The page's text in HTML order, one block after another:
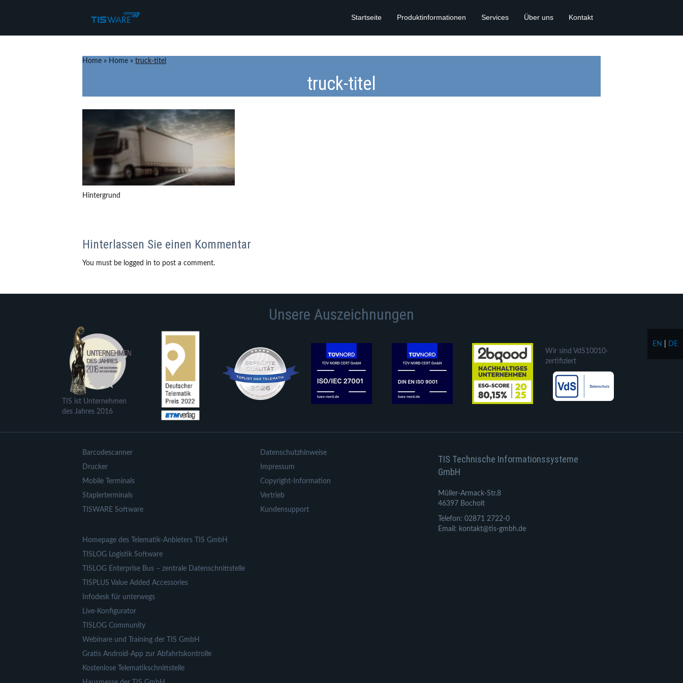
Startseite Produktinformationen Services Über uns Kontakt
Home » Home » truck-titel
truck-titel
Hintergrund
Hinterlassen Sie einen Kommentar
You must be logged in to post a comment.
Unsere Auszeichnungen
TIS ist Unternehmen
des Jahres 2016
Wir sind VdS10010-
zertifiziert
Barcodescanner
Drucker
Mobile Terminals
Staplerterminals
TISWARE Software
Homepage des Telematik-Anbieters TIS GmbH
TISLOG Logistik Software
TISLOG Enterprise Bus – zentrale Datenschnittstelle
TISPLUS Value Added Accessories
Infodesk für unterwegs
Live-Konfigurator
TISLOG Community
Webinare und Training der TIS GmbH
Gratis Android-App zur Abfahrtskontrolle
Kostenlose Telematikschnittstelle
Datenschutzhinweise
Impressum
Copyright-Information
Vertrieb
Kundensupport
TIS Technische Informationssysteme
GmbH
Müller-Armack-Str.8
46397 Bocholt
Telefon: 02871 2722-0
Email: kontakt@tis-gmbh.de
EN DE